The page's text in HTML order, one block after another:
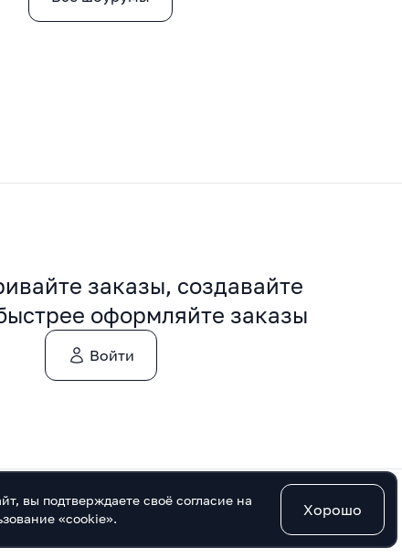
заказы, создавайте
оформляйте заказы
Войти
вы подтверждаете своё согласие на
«cookie».
Хорошо